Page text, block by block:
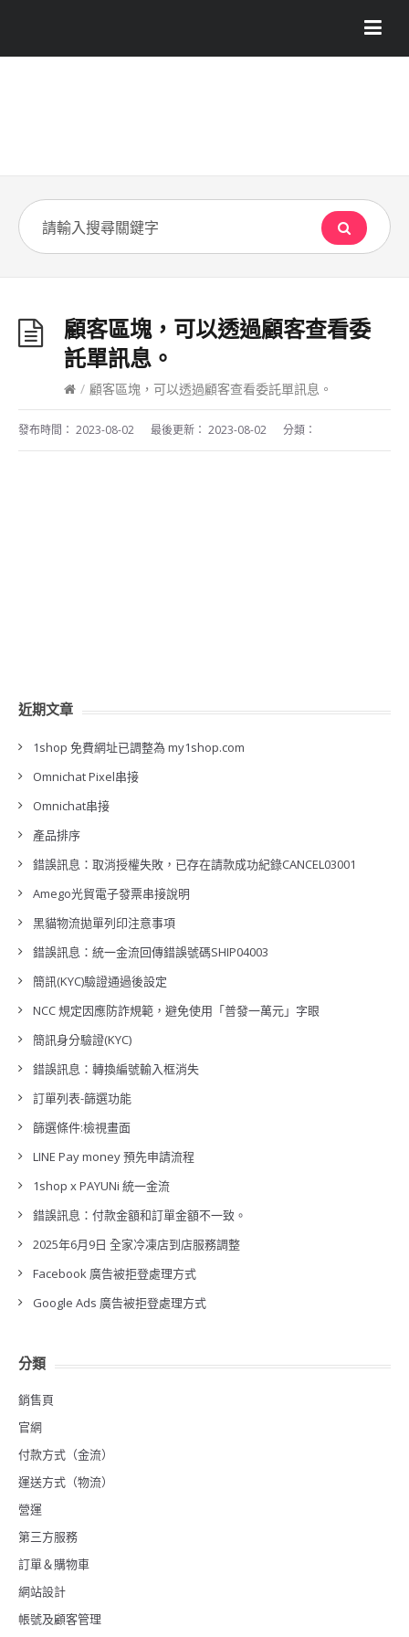
顧客區塊，可以透過顧客查看委
託單訊息。
/ 顧客區塊，可以透過顧客查看委託單訊息。
發布時間： 2023-08-02 最後更新： 2023-08-02 分類：
近期文章
1shop 免費網址已調整為 my1shop.com
Omnichat Pixel串接
Omnichat串接
產品排序
錯誤訊息：取消授權失敗，已存在請款成功紀錄CANCEL03001
Amego光貿電子發票串接說明
黑貓物流拋單列印注意事項
錯誤訊息：統一金流回傳錯誤號碼SHIP04003
簡訊(KYC)驗證通過後設定
NCC 規定因應防詐規範，避免使用「普發一萬元」字眼
簡訊身分驗證(KYC)
錯誤訊息：轉換編號輸入框消失
訂單列表-篩選功能
篩選條件:檢視畫面
LINE Pay money 預先申請流程
1shop x PAYUNi 統一金流
錯誤訊息：付款金額和訂單金額不一致。
2025年6月9日 全家冷凍店到店服務調整
Facebook 廣告被拒登處理方式
Google Ads 廣告被拒登處理方式
分類
銷售頁
官網
付款方式（金流）
運送方式（物流）
營運
第三方服務
訂單＆購物車
網站設計
帳號及顧客管理